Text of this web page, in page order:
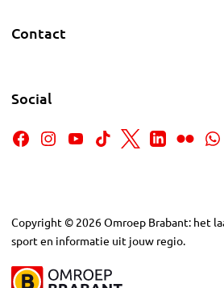
Contact
Social
Copyright © 2026Omroep Brabant: het
sport en informatie uit jouw regio.